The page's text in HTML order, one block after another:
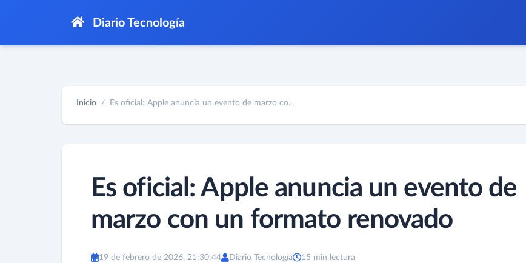
Diario Tecnología
Inicio Es oficial: Apple anuncia un evento de marzo co...
Es oficial: Apple anuncia un evento de
marzo con un formato renovado
19 de febrero de 2026, 21:30:44 Diario Tecnología 15 min lectura